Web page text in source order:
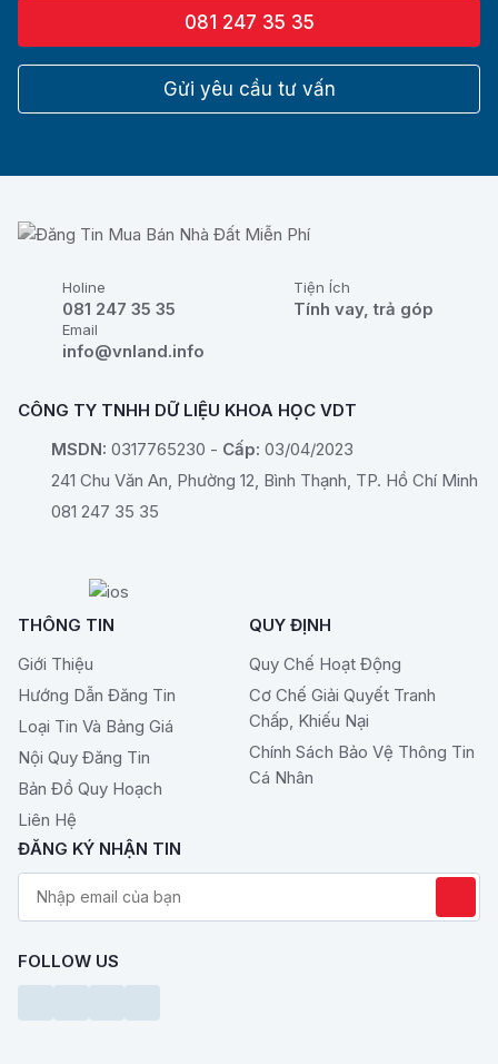
081 247 35 35
Gửi yêu cầu tư vấn
Holine
081 247 35 35
Tiện Ích
Tính vay, trả góp
Email
info@vnland.info
CÔNG TY TNHH DỮ LIỆU KHOA HỌC VDT
MSDN: 0317765230 - Cấp: 03/04/2023
241 Chu Văn An, Phường 12, Bình Thạnh, TP. Hồ Chí Minh
081 247 35 35
THÔNG TIN
Giới Thiệu
Hướng Dẫn Đăng Tin
Loại Tin Và Bảng Giá
Nội Quy Đăng Tin
Bản Đồ Quy Hoạch
Liên Hệ
QUY ĐỊNH
Quy Chế Hoạt Động
Cơ Chế Giải Quyết Tranh
Chấp, Khiếu Nại
Chính Sách Bảo Vệ Thông Tin
Cá Nhân
ĐĂNG KÝ NHẬN TIN
FOLLOW US